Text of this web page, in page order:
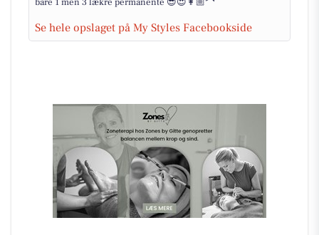
Se hele opslaget på My Styles Facebookside